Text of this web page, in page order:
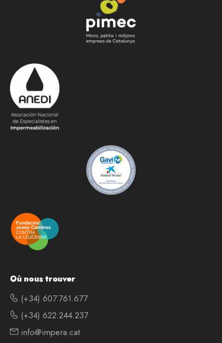
Où nous trouver
(+34) 607.761.677
(+34) 622.244.237
info@impera.cat